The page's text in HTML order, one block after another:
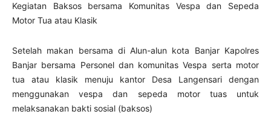
Kegiatan Baksos bersama Komunitas Vespa dan Sepeda
Motor Tua atau Klasik
Setelah makan bersama di Alun-alun kota Banjar Kapolres
Banjar bersama Personel dan komunitas Vespa serta motor
tua atau klasik menuju kantor Desa Langensari dengan
menggunakan vespa dan sepeda motor tuas untuk
melaksanakan bakti sosial (baksos)